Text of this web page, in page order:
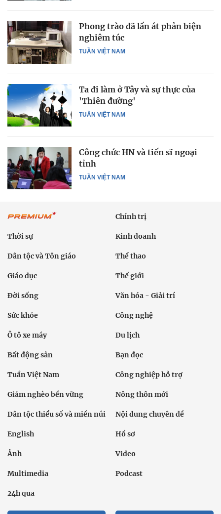
TUẦN VIỆT NAM
Phong trào đã lấn át phản biện
nghiêm túc
TUẦN VIỆT NAM
Ta đi làm ở Tây và sự thực của
'Thiên đường'
TUẦN VIỆT NAM
Công chức HN và tiến sĩ ngoại
tỉnh
Chính trị
Thời sự Kinh doanh
Dân tộc và Tôn giáo Thể thao
Giáo dục Thế giới
Đời sống Văn hóa - Giải trí
Sức khỏe Công nghệ
Ô tô xe máy Du lịch
Bất động sản Bạn đọc
Tuần Việt Nam Công nghiệp hỗ trợ
Giảm nghèo bền vững Nông thôn mới
Dân tộc thiểu số và miền núi Nội dung chuyên đề
English Hồ sơ
Ảnh Video
Multimedia Podcast
24h qua